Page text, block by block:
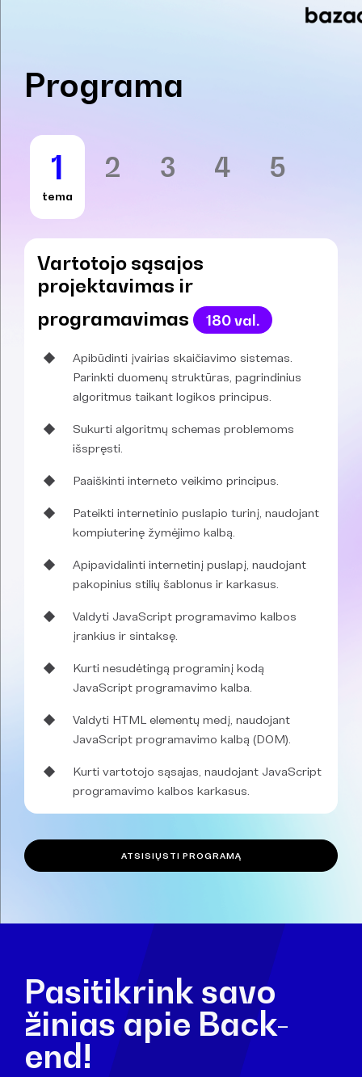
Programa
1
tema
2 3 4 5
Vartotojo sąsajos
projektavimas ir
programavimas
180 val.
Apibūdinti įvairias skaičiavimo sistemas.
Parinkti duomenų struktūras, pagrindinius
algoritmus taikant logikos principus.
Sukurti algoritmų schemas problemoms
išspręsti.
Paaiškinti interneto veikimo principus.
Pateikti internetinio puslapio turinį, naudojant
kompiuterinę žymėjimo kalbą.
Apipavidalinti internetinį puslapį, naudojant
pakopinius stilių šablonus ir karkasus.
Valdyti JavaScript programavimo kalbos
įrankius ir sintaksę.
Kurti nesudėtingą programinį kodą
JavaScript programavimo kalba.
Valdyti HTML elementų medį, naudojant
JavaScript programavimo kalbą (DOM).
Kurti vartotojo sąsajas, naudojant JavaScript
programavimo kalbos karkasus.
ATSISIŲSTI PROGRAMĄ
Pasitikrink savo
žinias apie Back-
end!